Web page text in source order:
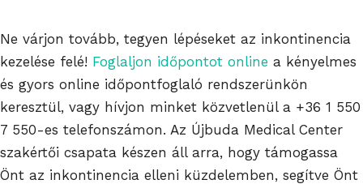
Ne várjon tovább, tegyen lépéseket az inkontinencia
kezelése felé! Foglaljon időpontot online a kényelmes
és gyors online időpontfoglaló rendszerünkön
keresztül, vagy hívjon minket közvetlenül a +36 1 550
7 550-es telefonszámon. Az Újbuda Medical Center
szakértői csapata készen áll arra, hogy támogassa
Önt az inkontinencia elleni küzdelemben, segítve Önt